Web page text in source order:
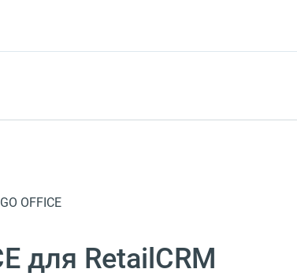
OFFICE
для RetailCRM